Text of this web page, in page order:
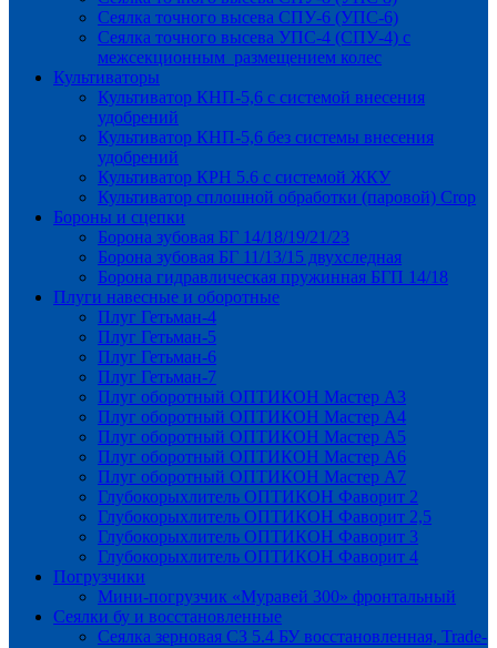
Сеялка точного высева СПУ-6 (УПС-6)
Сеялка точного высева УПС-4 (СПУ-4) с
межсекционным размещением колес
Культиваторы
Культиватор КНП-5,6 с системой внесения
удобрений
Культиватор КНП-5,6 без системы внесения
удобрений
Культиватор КРН 5.6 с системой ЖКУ
Культиватор сплошной обработки (паровой) Crop
Бороны и сцепки
Борона зубовая БГ 14/18/19/21/23
Борона зубовая БГ 11/13/15 двухследная
Борона гидравлическая пружинная БГП 14/18
Плуги навесные и оборотные
Плуг Гетьман-4
Плуг Гетьман-5
Плуг Гетьман-6
Плуг Гетьман-7
Плуг оборотный ОПТИКОН Мастер А3
Плуг оборотный ОПТИКОН Мастер А4
Плуг оборотный ОПТИКОН Мастер А5
Плуг оборотный ОПТИКОН Мастер А6
Плуг оборотный ОПТИКОН Мастер А7
Глубокорыхлитель ОПТИКОН Фаворит 2
Глубокорыхлитель ОПТИКОН Фаворит 2,5
Глубокорыхлитель ОПТИКОН Фаворит 3
Глубокорыхлитель ОПТИКОН Фаворит 4
Погрузчики
Мини-погрузчик «Муравей 300» фронтальный
Сеялки бу и восстановленные
Сеялка зерновая СЗ 5.4 БУ восстановленная, Trade-